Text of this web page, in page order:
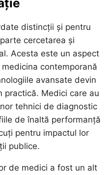
distincții și pentru
cercetarea și
Acesta este un aspect
contemporană
avansate devin
practică. Medici care au
tehnici de diagnostic
de înaltă performanță
pentru impactul lor
publice.
de medici a fost un alt